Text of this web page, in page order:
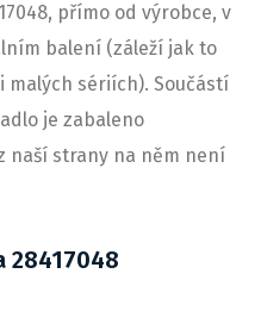
přímo od výrobce, v
balení (záleží jak to
malých sériích). Součástí
je zabaleno
naší strany na něm není
28417048